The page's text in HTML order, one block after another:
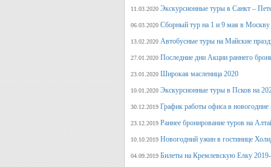
11.03.2020 Экскурсионные туры в Санкт –
06.03.2020 Сборный тур на 1 и 9 мая в Москву
13.02.2020 Автобусные туры на Майские
27.01.2020 Последние дни Акции раннего
23.01.2020 Широкая масленица 2020
10.01.2020 Экскурсионные туры в Псков на
30.12.2019 График работы офиса в новогодние
23.12.2019 Раннее бронирование туров на
10.10.2019 Новогодний ужин в гостинице
04.09.2019 Билеты на Кремлевскую Елку